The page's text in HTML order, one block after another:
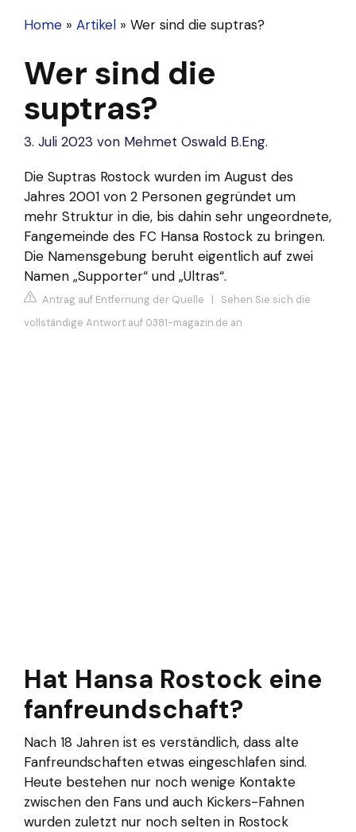
Home » Artikel » Wer sind die suptras?
Wer sind die
suptras?
3. Juli 2023 von Mehmet Oswald B.Eng.
Die Suptras Rostock wurden im August des
Jahres 2001 von 2 Personen gegründet um
mehr Struktur in die, bis dahin sehr ungeordnete,
Fangemeinde des FC Hansa Rostock zu bringen.
Die Namensgebung beruht eigentlich auf zwei
Namen „Supporter“ und „Ultras“.
Antrag auf Entfernung der Quelle | Sehen Sie sich die
vollständige Antwort auf 0381-magazin.de an
Hat Hansa Rostock eine
fanfreundschaft?
Nach 18 Jahren ist es verständlich, dass alte
Fanfreundschaften etwas eingeschlafen sind.
Heute bestehen nur noch wenige Kontakte
zwischen den Fans und auch Kickers-Fahnen
wurden zuletzt nur noch selten in Rostock